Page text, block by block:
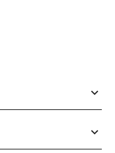
expand_more
expand_more